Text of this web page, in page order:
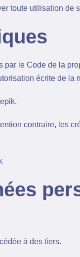
toute utilisation de
le Code de la
écrite de la
contraire, les
à des tiers.